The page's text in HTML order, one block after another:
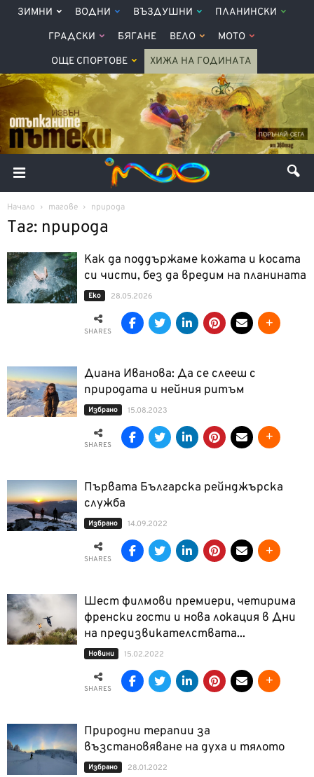
ЗИМНИ ВОДНИ ВЪЗДУШНИ ПЛАНИНСКИ
ГРАДСКИ БЯГАНЕ ВЕЛО МОТО
ОЩЕ СПОРТОВЕ ХИЖА НА ГОДИНАТА
Начало тагове природа
Таг: природа
Как да поддържаме кожата и косата
си чисти, без да вредим на планината
Еко 28.05.2026
SHARES
Диана Иванова: Да се слееш с
природата и нейния ритъм
Избрано 15.08.2023
SHARES
Първата Българска рейнджърска
служба
Избрано 14.09.2022
SHARES
Шест филмови премиери, четирима
френски гости и нова локация в Дни
на предизвикателствата...
Новини 15.02.2022
SHARES
Природни терапии за
възстановяване на духа и тялото
Избрано 28.01.2022